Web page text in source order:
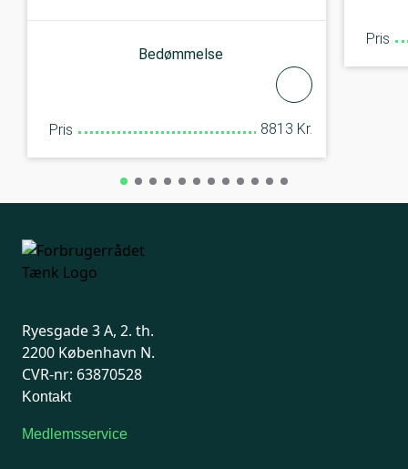
Bedømmelse
Pris 8813 Kr.
Pris
Ryesgade 3 A, 2. th.
2200 København N.
CVR-nr: 63870528
Kontakt
Medlemsservice